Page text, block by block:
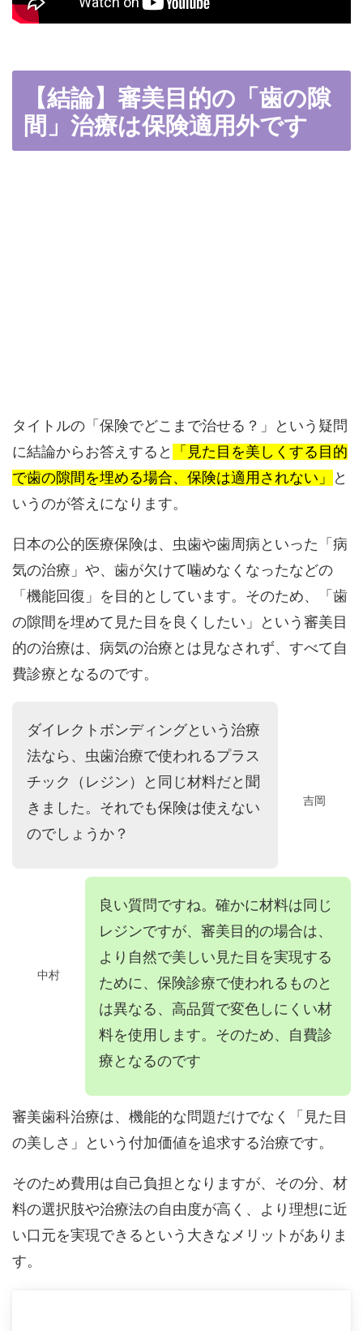
【結論】審美目的の「歯の隙
間」治療は保険適用外です
タイトルの「保険でどこまで治せる？」という疑問
に結論からお答えすると
「見た目を美しくする目的
で歯の隙間を埋める場合、保険は適用されない」
と
いうのが答えになります。
日本の公的医療保険は、虫歯や歯周病といった「病
気の治療」や、歯が欠けて噛めなくなったなどの
「機能回復」を目的としています。そのため、「歯
の隙間を埋めて見た目を良くしたい」という審美目
的の治療は、病気の治療とは見なされず、すべて自
費診療となるのです。
吉岡
ダイレクトボンディングという治療
法なら、虫歯治療で使われるプラス
チック（レジン）と同じ材料だと聞
きました。それでも保険は使えない
のでしょうか？
中村
良い質問ですね。確かに材料は同じ
レジンですが、審美目的の場合は、
より自然で美しい見た目を実現する
ために、保険診療で使われるものと
は異なる、高品質で変色しにくい材
料を使用します。そのため、自費診
療となるのです
審美歯科治療は、機能的な問題だけでなく「見た目
の美しさ」という付加価値を追求する治療です。
そのため費用は自己負担となりますが、その分、材
料の選択肢や治療法の自由度が高く、より理想に近
い口元を実現できるという大きなメリットがありま
す。